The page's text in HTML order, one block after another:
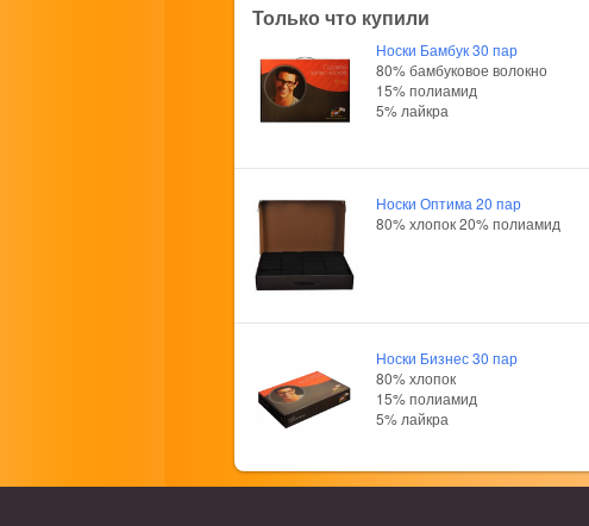
Только что купили
Носки Бамбук 30 пар
80% бамбуковое волокно
15% полиамид
5% лайкра
Носки Оптима 20 пар
80% хлопок 20% полиамид
Носки Бизнес 30 пар
80% хлопок
15% полиамид
5% лайкра